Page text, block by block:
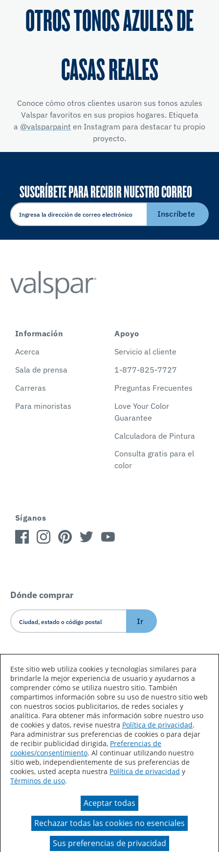
OTROS TONOS AZULES DE
CASAS REALES
Conoce cómo otros clientes usaron sus tonos azules
Valspar favoritos en sus propios hogares. Etiqueta
a @valsparpaint en Instagram para destacar tu propio
proyecto.
SUSCRÍBETE PARA RECIBIR NUESTRO CORREO
ELECTRÓNICO
Inscríbete
Información
Acerca
Sala de prensa
Carreras
Para minoristas
Apoyo
Servicio al cliente
1-877-825-7727
Preguntas Frecuentes
Love Your Color
Guarantee
Calculadora de Pintura
Consulta gratis para el
color
Síganos
Dónde comprar
Ir
Declaración de accesibilidad
Mapa del sitio
Términos de uso
Privacidad
Sus preferencias de privacidad
Ley de Cadenas de Suministro de California
Un color real puede variar en comparación con la
presentación en pantalla.
Este sitio web utiliza cookies y tecnologías similares para
brindarle la mejor experiencia de usuario y ayudarnos a
comprender cómo se utiliza nuestro sitio. También
compartimos información sobre su uso de nuestro sitio web
con nuestros socios publicitarios, de redes sociales y
analítica. Para obtener más información sobre nuestro uso
de cookies y datos, revise nuestra Política de privacidad.
Para administrar sus preferencias de cookies o para dejar
de recibir publicidad dirigida, Preferencias de
cookies/consentimiento. Al continuar utilizando nuestro
sitio web, independientemente de sus preferencias de
cookies, usted acepta nuestra Política de privacidad y
Términos de uso.
Aceptar todas
Rechazar todas las cookies no esenciales
Sus preferencias de privacidad